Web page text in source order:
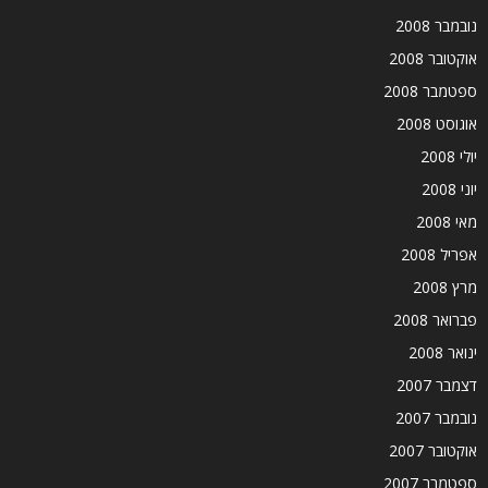
נובמבר 2008
אוקטובר 2008
ספטמבר 2008
אוגוסט 2008
יולי 2008
יוני 2008
מאי 2008
אפריל 2008
מרץ 2008
פברואר 2008
ינואר 2008
דצמבר 2007
נובמבר 2007
אוקטובר 2007
ספטמבר 2007